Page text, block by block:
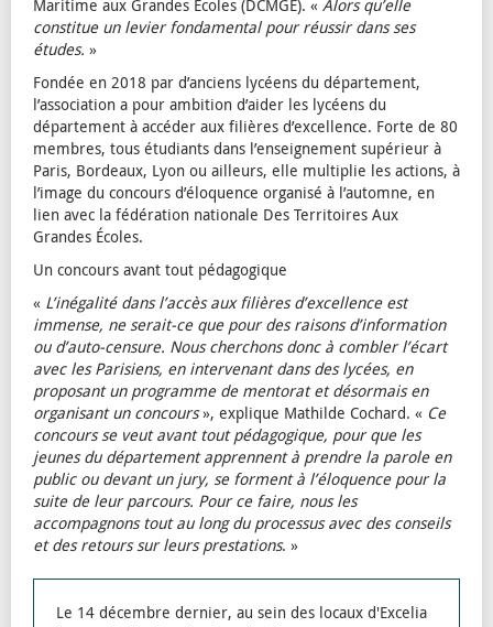
Maritime aux Grandes Écoles (DCMGE). « Alors qu’elle
constitue un levier fondamental pour réussir dans ses
études. »
Fondée en 2018 par d’anciens lycéens du département,
l’association a pour ambition d’aider les lycéens du
département à accéder aux filières d’excellence. Forte de 80
membres, tous étudiants dans l’enseignement supérieur à
Paris, Bordeaux, Lyon ou ailleurs, elle multiplie les actions, à
l’image du concours d’éloquence organisé à l’automne, en
lien avec la fédération nationale Des Territoires Aux
Grandes Écoles.
Un concours avant tout pédagogique
« L’inégalité dans l’accès aux filières d’excellence est
immense, ne serait-ce que pour des raisons d’information
ou d’auto-censure. Nous cherchons donc à combler l’écart
avec les Parisiens, en intervenant dans des lycées, en
proposant un programme de mentorat et désormais en
organisant un concours», explique Mathilde Cochard. « Ce
concours se veut avant tout pédagogique, pour que les
jeunes du département apprennent à prendre la parole en
public ou devant un jury, se forment à l’éloquence pour la
suite de leur parcours. Pour ce faire, nous les
accompagnons tout au long du processus avec des conseils
et des retours sur leurs prestations. »
Le 14 décembre dernier, au sein des locaux d'Excelia